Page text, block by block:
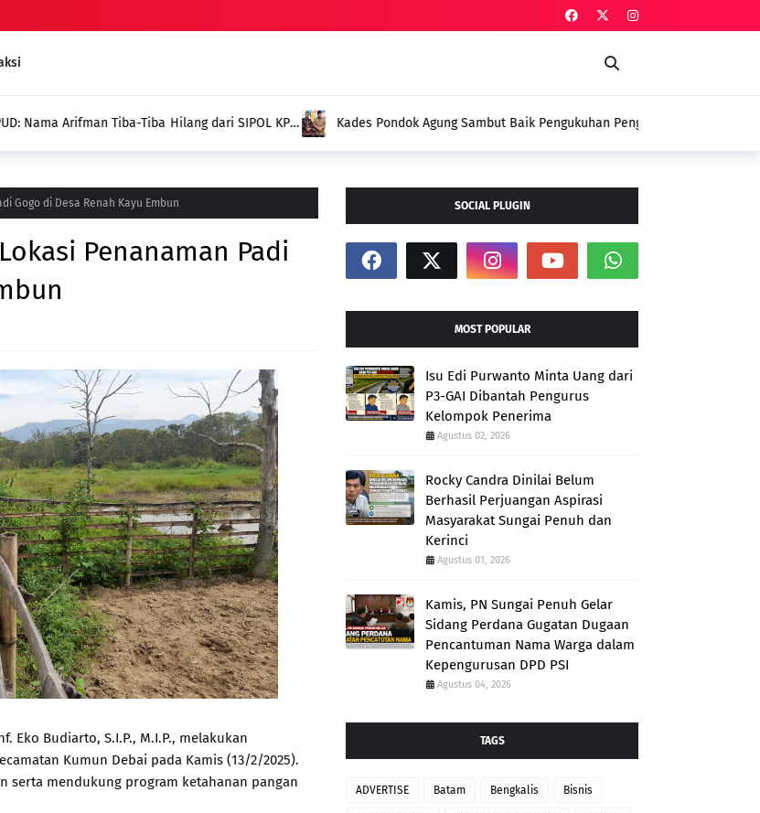
Kades Pondok Agung Sambut Baik Pengukuhan Penggerak HAM, Indra Jaya:
Jadi Nilai Plus bagi Desa Kami
Gogo di Desa Renah Kayu Embun
Penanaman Padi
Eko Budiarto, S.I.P., M.I.P., melakukan
Kumun Debai pada Kamis (13/2/2025).
serta mendukung program ketahanan pangan
SOCIAL PLUGIN
MOST POPULAR
Isu Edi Purwanto Minta Uang dari
P3-GAI Dibantah Pengurus
Kelompok Penerima
Agustus 02, 2026
Rocky Candra Dinilai Belum
Berhasil Perjuangan Aspirasi
Masyarakat Sungai Penuh dan
Kerinci
Agustus 01, 2026
Kamis, PN Sungai Penuh Gelar
Sidang Perdana Gugatan Dugaan
Pencantuman Nama Warga dalam
Kepengurusan DPD PSI
Agustus 04, 2026
TAGS
ADVERTISE Batam Bengkalis Bisnis